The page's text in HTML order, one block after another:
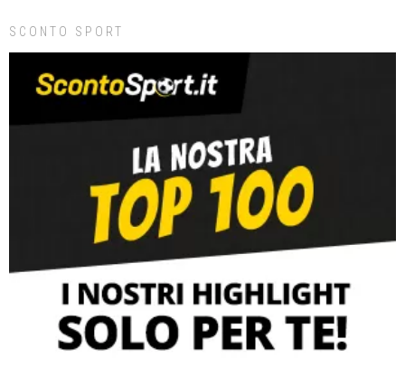
SCONTO SPORT